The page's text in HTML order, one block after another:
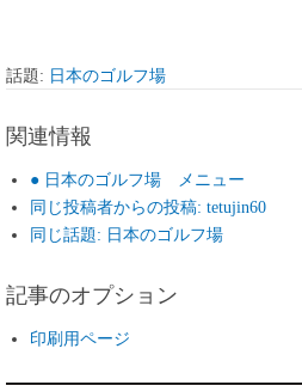
話題: 日本のゴルフ場
関連情報
● 日本のゴルフ場 メニュー
同じ投稿者からの投稿: tetujin60
同じ話題: 日本のゴルフ場
記事のオプション
印刷用ページ